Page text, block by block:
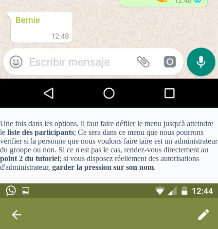
Une fois dans les options, il faut faire défiler le menu jusqu'à atteindre
le liste des participants; Ce sera dans ce menu que nous pourrons
vérifier si la personne que nous voulons faire taire est un administrateur
du groupe ou non. Si ce n'est pas le cas, rendez-vous directement au
point 2 du tutoriel; si vous disposez réellement des autorisations
d'administrateur, garder la pression sur son nom.